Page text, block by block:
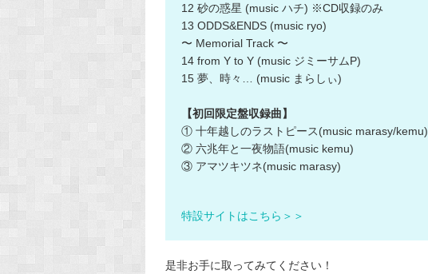
12 砂の惑星 (music ハチ) ※CD収録のみ
13 ODDS&ENDS (music ryo)
〜 Memorial Track 〜
14 from Y to Y (music ジミーサムP)
15 夢、時々… (music まらしぃ)
【初回限定盤収録曲】
① 十年越しのラストピース(music marasy/kemu)
② 六兆年と一夜物語(music kemu)
③ アマツキツネ(music marasy)
特設サイトはこちら＞＞
是非お手に取ってみてください！